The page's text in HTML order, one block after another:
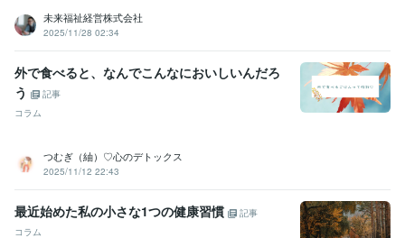
未来福祉経営株式会社
2025/11/28 02:34
外で食べると、なんでこんなにおいしいんだろ
う
記事
コラム
つむぎ（紬）♡心のデトックス
2025/11/12 22:43
最近始めた私の小さな1つの健康習慣
記事
コラム